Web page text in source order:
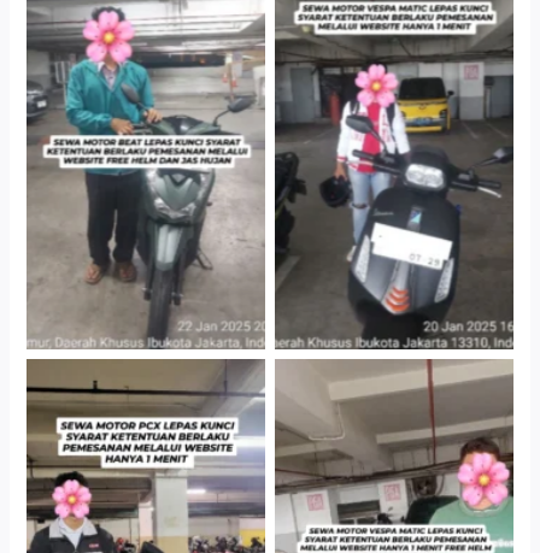
Cityplaza Jatinegara
Gedung Parkir P6A
Cityplaza Jatinegara
Gedung Parkir P6A